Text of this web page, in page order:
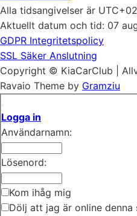
Alla tidsangivelser är
Aktuellt datum och tid: 07
GDPR Integritetspolicy
SSL Säker Anslutning
Copyright © KiaCarClub |
Ravaio Theme by Gramziu
Logga in
Användarnamn:
Lösenord:
Kom ihåg mig
Dölj att jag är online denna